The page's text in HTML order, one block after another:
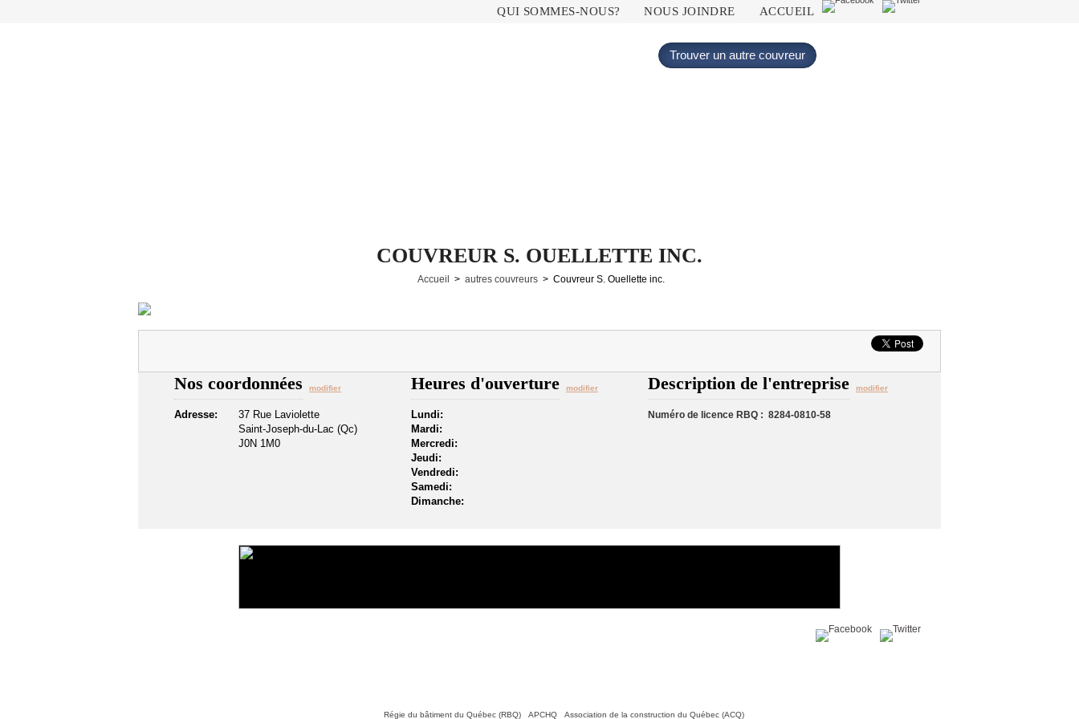
Menu principal
QUI SOMMES-NOUS? NOUS JOINDRE ACCUEIL
Trouver un autre couvreur
COUVREUR S. OUELLETTE INC.
Accueil > autres couvreurs > Couvreur S. Ouellette inc.
Nos coordonnées modifier
Adresse:
37 Rue Laviolette
Saint-Joseph-du-Lac (Qc)
J0N 1M0
Heures d'ouverture modifier
Lundi:
Mardi:
Mercredi:
Jeudi:
Vendredi:
Samedi:
Dimanche:
Description de l'entreprise modifier
Numéro de licence RBQ : 8284-0810-58
Régie du bâtiment du Québec (RBQ) APCHQ Association de la construction du Québec (ACQ)